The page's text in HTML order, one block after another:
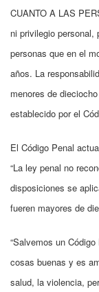
CUANTO A LAS
ni privilegio
personas que en el
años. La
menores de
establecido por el
El Código Penal
“La ley penal no
disposiciones se
fueren mayores de
“Salvemos un
cosas buenas y es
salud, la violencia,